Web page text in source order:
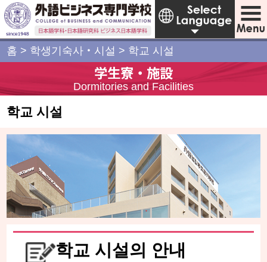
홈 > 학생기숙사・시설 > 학교 시설
学生寮・施設
Dormitories and Facilities
학교 시설
학교 시설의 안내